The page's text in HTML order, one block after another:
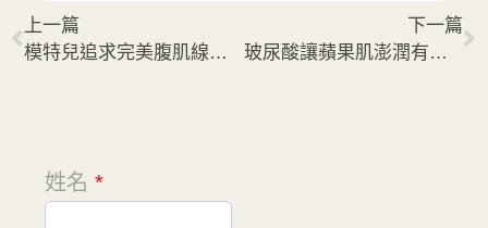
上一篇
模特兒追求完美腹肌線條 找回自信美麗
下一篇
玻尿酸讓蘋果肌澎潤有精神
姓名 *